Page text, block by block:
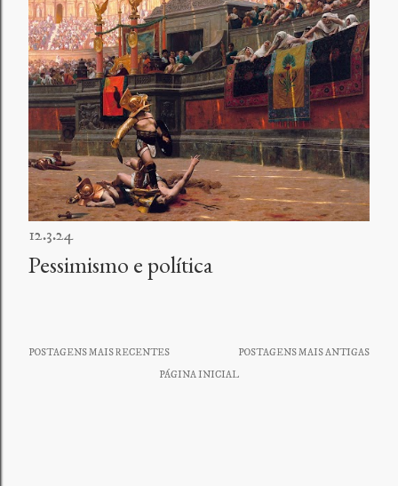
s
t
a
g
e
n
s
12.3.24
Pessimismo e política
POSTAGENS MAIS RECENTES
POSTAGENS MAIS ANTIGAS
PÁGINA INICIAL